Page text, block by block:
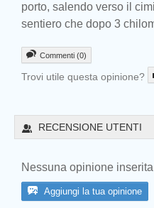
porto, salendo verso il
sentiero che dopo 3
Commenti (0)
Trovi utile questa opinione?
RECENSIONE UTENTI
Nessuna opinione
Aggiungi la tua opinione